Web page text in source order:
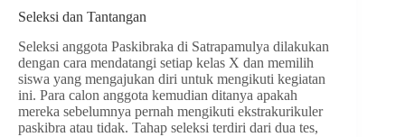
Seleksi dan Tantangan
Seleksi anggota Paskibraka di Satrapamulya dilakukan
dengan cara mendatangi setiap kelas X dan memilih
siswa yang mengajukan diri untuk mengikuti kegiatan
ini. Para calon anggota kemudian ditanya apakah
mereka sebelumnya pernah mengikuti ekstrakurikuler
paskibra atau tidak. Tahap seleksi terdiri dari dua tes,